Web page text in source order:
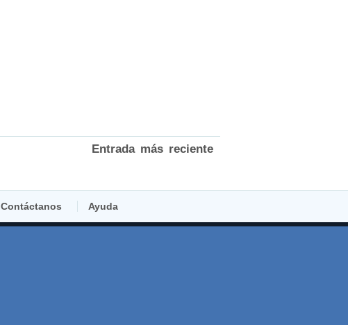
Entrada más reciente
Contáctanos Ayuda